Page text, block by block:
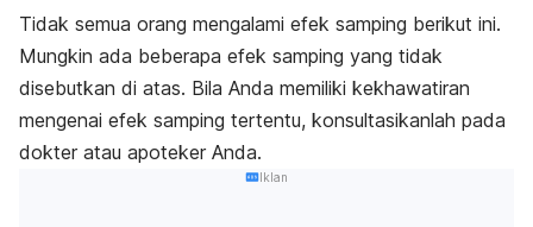
Tidak semua orang mengalami efek samping berikut ini.
Mungkin ada beberapa efek samping yang tidak
disebutkan di atas. Bila Anda memiliki kekhawatiran
mengenai efek samping tertentu, konsultasikanlah pada
dokter atau apoteker Anda.
Iklan